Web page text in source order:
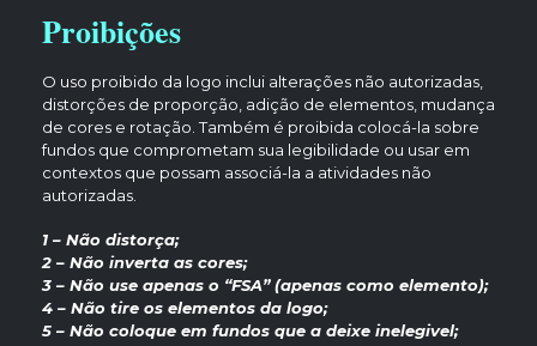
Proibições
O uso proibido da logo inclui alterações não autorizadas,
distorções de proporção, adição de elementos, mudança
de cores e rotação. Também é proibida colocá-la sobre
fundos que comprometam sua legibilidade ou usar em
contextos que possam associá-la a atividades não
autorizadas.
1 – Não distorça;
2 – Não inverta as cores;
3 – Não use apenas o “FSA” (apenas como elemento);
4 – Não tire os elementos da logo;
5 – Não coloque em fundos que a deixe inelegivel;